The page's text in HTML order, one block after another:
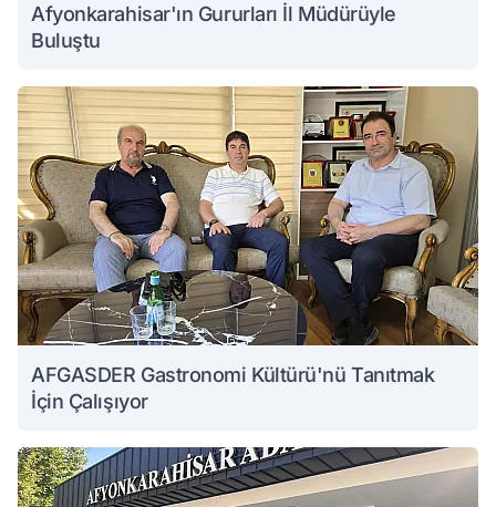
Afyonkarahisar'ın Gururları İl Müdürüyle
Buluştu
AFGASDER Gastronomi Kültürü'nü Tanıtmak
İçin Çalışıyor